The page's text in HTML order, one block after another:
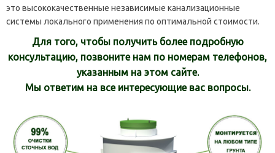
это высококачественные независимые канализационные
системы локального применения по оптимальной стоимости.
Для того, чтобы получить более подробную
консультацию, позвоните нам по номерам телефонов,
указанным на этом сайте.
Мы ответим на все интересующие вас вопросы.